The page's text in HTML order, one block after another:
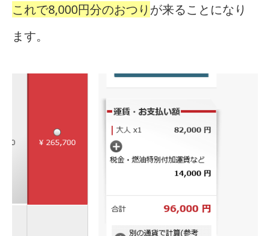
これで8,000円分のおつり が来ることになり
ます。